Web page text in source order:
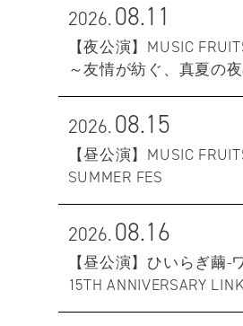
2026.08.11
【夜公演】MUSIC
～友情が紡ぐ、真夏の
2026.08.15
【昼公演】MUSIC
SUMMER FES
2026.08.16
【昼公演】ひいらぎ繭-
15TH ANNIVERSARY